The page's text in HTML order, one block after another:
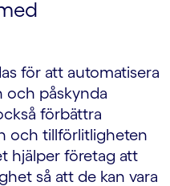
för att automatisera
och påskynda
förbättra
och tillförlitligheten
hjälper företag att
så att de kan vara